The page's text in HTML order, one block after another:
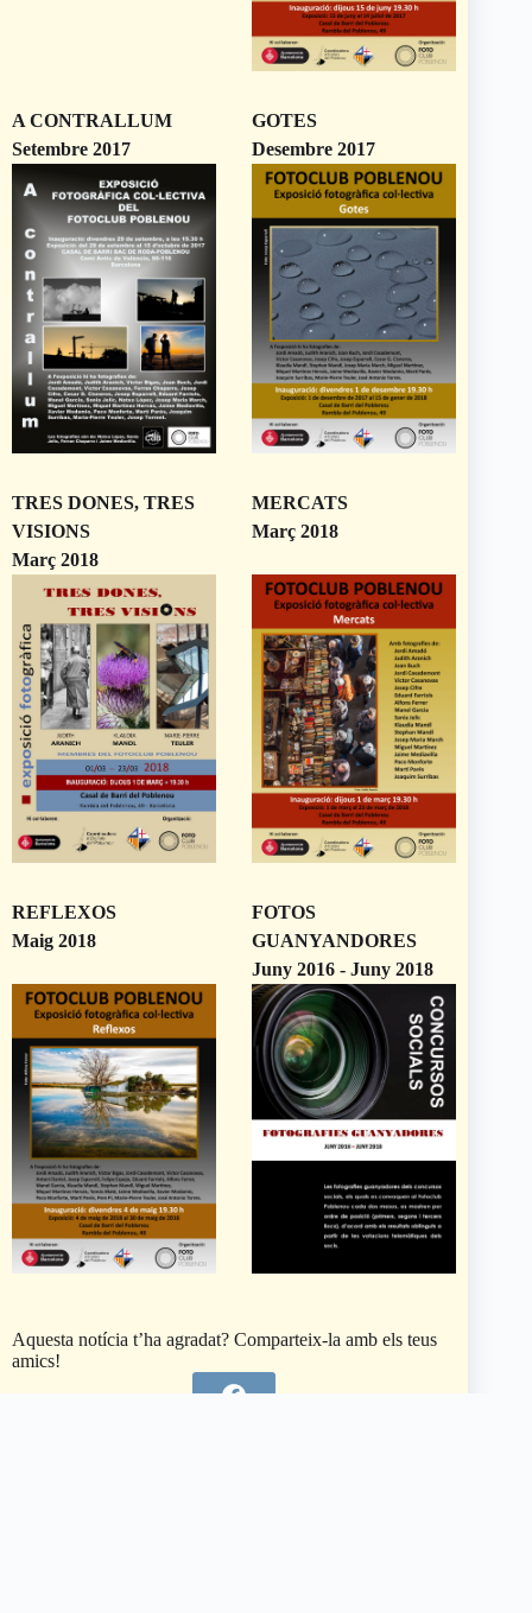
A CONTRALLUM
Setembre 2017
GOTES
Desembre 2017
TRES DONES, TRES
VISIONS
Març 2018
MERCATS
Març 2018
REFLEXOS
Maig 2018
FOTOS
GUANYANDORES
Juny 2016 - Juny 2018
Aquesta notícia t’ha agradat? Comparteix-la amb els teus
amics!